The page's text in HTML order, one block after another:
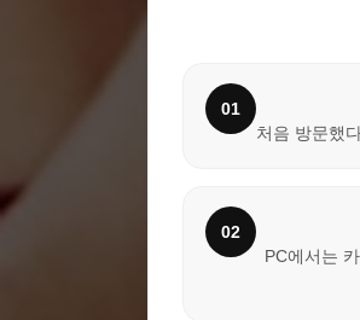
01
처음 방문했
02
PC에서는